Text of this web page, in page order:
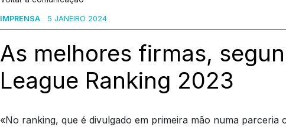
IMPRENSA 5 JANEIRO 2024
As melhores firmas,
League Ranking 2023
«No ranking, que é divulgado em primeira mão numa parceria